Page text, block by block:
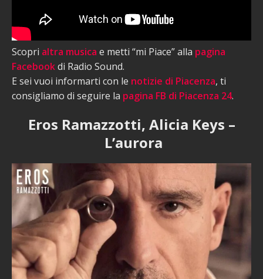
Scopri altra musica e metti “mi Piace” alla pagina
Facebookdi Radio Sound.
E sei vuoi informarti con le notizie di Piacenza, ti
consigliamo di seguire la pagina FB di Piacenza 24.
Eros Ramazzotti, Alicia Keys –
L’aurora